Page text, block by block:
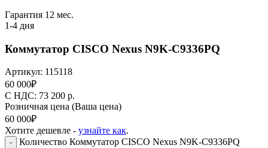
Гарантия 12 мес.
1-4 дня
Коммутатор CISCO Nexus N9K-C9336PQ
Артикул: 115118
60 000₽
C НДС: 73 200 р.
Розничная цена (Ваша цена)
60 000₽
Хотите дешевле - узнайте как.
- Количество Коммутатор CISCO Nexus N9K-C9336PQ